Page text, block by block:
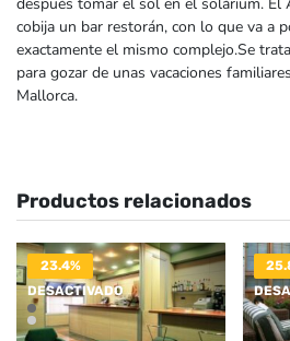
cobija un bar restorán, con lo que va a
exactamente el mismo complejo.Se
para gozar de unas vacaciones
Mallorca.
Productos relacionados
23.4%
DESACTIVADO